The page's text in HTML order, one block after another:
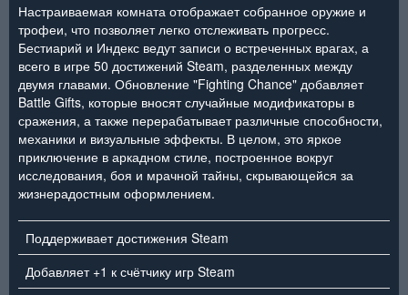
Настраиваемая комната отображает собранное оружие и
трофеи, что позволяет легко отслеживать прогресс.
Бестиарий и Индекс ведут записи о встреченных врагах, а
всего в игре 50 достижений Steam, разделенных между
двумя главами. Обновление "Fighting Chance" добавляет
Battle Gifts, которые вносят случайные модификаторы в
сражения, а также перерабатывает различные способности,
механики и визуальные эффекты. В целом, это яркое
приключение в аркадном стиле, построенное вокруг
исследования, боя и мрачной тайны, скрывающейся за
жизнерадостным оформлением.
Поддерживает достижения Steam
Добавляет +1 к счётчику игр Steam